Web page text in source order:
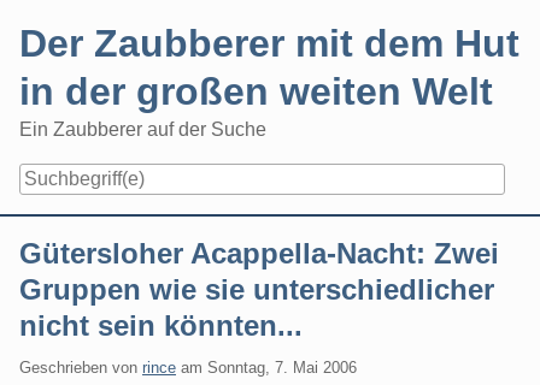
Der Zaubberer mit dem Hut
in der großen weiten Welt
Ein Zaubberer auf der Suche
Gütersloher Acappella-Nacht: Zwei
Gruppen wie sie unterschiedlicher
nicht sein könnten...
Geschrieben von rince am Sonntag, 7. Mai 2006